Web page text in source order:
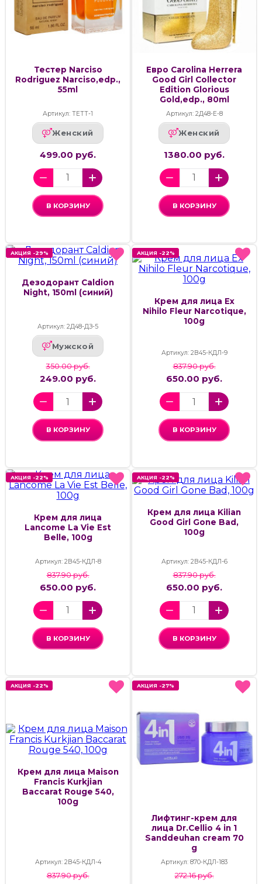
Тестер Narciso
Rodriguez Narciso,edp.,
55ml
Артикул: ТЕТТ-1
Женский
499.00 руб.
В КОРЗИНУ
Евро Carolina Herrera
Good Girl Collector
Edition Glorious
Gold,edp., 80ml
Артикул: 2Д48-Е-8
Женский
1380.00 руб.
В КОРЗИНУ
АКЦИЯ -29%
Дезодорант Caldion
Night, 150ml (синий)
Артикул: 2Д48-ДЗ-5
Мужской
АКЦИЯ -29%
350.00 руб.
249.00 руб.
В КОРЗИНУ
АКЦИЯ -22%
Крем для лица Ex
Nihilo Fleur Narcotique,
100g
Артикул: 2В45-КДЛ-9
АКЦИЯ -22%
837.90 руб.
650.00 руб.
В КОРЗИНУ
АКЦИЯ -22%
Крем для лица
Lancome La Vie Est
Belle, 100g
Артикул: 2В45-КДЛ-8
АКЦИЯ -22%
837.90 руб.
650.00 руб.
В КОРЗИНУ
АКЦИЯ -22%
Крем для лица Kilian
Good Girl Gone Bad,
100g
Артикул: 2В45-КДЛ-6
АКЦИЯ -22%
837.90 руб.
650.00 руб.
В КОРЗИНУ
АКЦИЯ -22%
Крем для лица Maison
Francis Kurkjian
Baccarat Rouge 540,
100g
Артикул: 2В45-КДЛ-4
АКЦИЯ -22%
837.90 руб.
АКЦИЯ -27%
Лифтинг-крем для
лица Dr.Cellio 4 in 1
Sanddeuhan cream 70
g
Артикул: 870-КДЛ-183
АКЦИЯ -27%
272.16 руб.